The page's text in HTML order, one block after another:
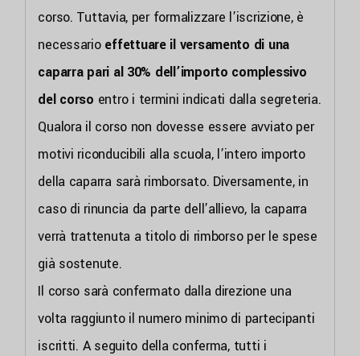
corso. Tuttavia, per formalizzare l’iscrizione, è
necessario effettuare il versamento di una
caparra pari al 30% dell’importo complessivo
del corso entro i termini indicati dalla segreteria.
Qualora il corso non dovesse essere avviato per
motivi riconducibili alla scuola, l’intero importo
della caparra sarà rimborsato. Diversamente, in
caso di rinuncia da parte dell’allievo, la caparra
verrà trattenuta a titolo di rimborso per le spese
già sostenute.
Il corso sarà confermato dalla direzione una
volta raggiunto il numero minimo di partecipanti
iscritti. A seguito della conferma, tutti i